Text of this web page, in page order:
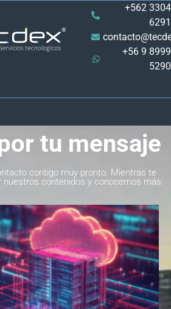
+562 3304
6291
+56 9 8999
5290
tu mensaje
contigo muy pronto. Mientras te
nuestros contenidos y conocernos más: